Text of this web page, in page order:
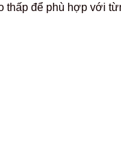
thấp để phù hợp với